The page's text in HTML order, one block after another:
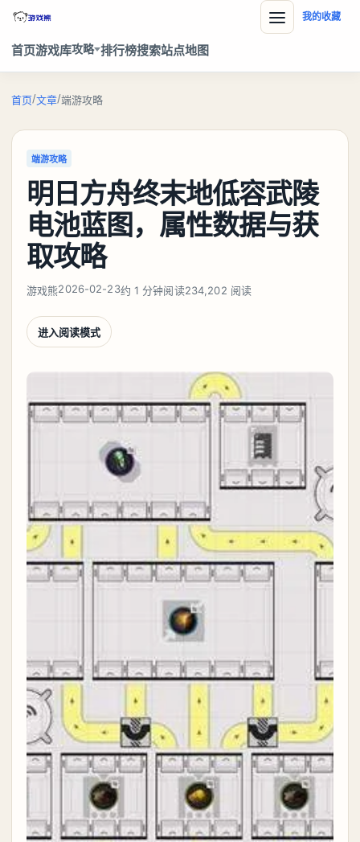
首页游戏库攻略 排行榜搜索站点地图
我的收藏
首页/文章/端游攻略
端游攻略
明日方舟终末地低容武陵
电池蓝图，属性数据与获
取攻略
游戏熊2026-02-23约 1 分钟阅读234,202 阅读
进入阅读模式